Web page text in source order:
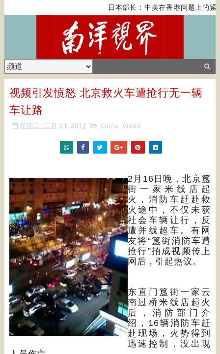
日本部长：中美在香港问题上的紧
视频引发愤怒 北京救火车遭抢行无一辆
车让路
星期二, 二月 21, 2012 China , video
2月16日晚，北京簋
街一家米线店起
火，消防车赶赴救
火途中，不仅未获
社会车辆让行，反
遭并线超车。有网
友将“簋街消防车遭
抢行”拍成视频传上
网后，引起热议。
东直门簋街一家云
南过桥米线店起火
后，消防部门介
绍，16辆消防车赶
赴现场，火势得到
迅速控制，没出现